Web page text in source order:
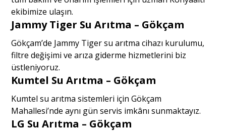
ekibimize ulaşın.
Jammy Tiger Su Arıtma – Gökçam
Gökçam’de Jammy Tiger su arıtma cihazı kurulumu,
filtre değişimi ve arıza giderme hizmetlerini biz
üstleniyoruz.
Kumtel Su Arıtma – Gökçam
Kumtel su arıtma sistemleri için Gökçam
Mahallesi’nde aynı gün servis imkânı sunmaktayız.
LG Su Arıtma – Gökçam